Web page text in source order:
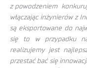
z powodzeniem
włączając inżynierów z
są eksportowane do
się to w przypadku
realizujemy jest
przestać bać się